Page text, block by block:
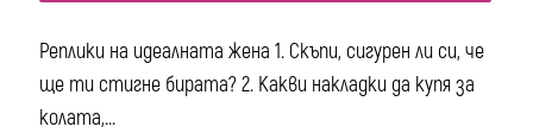
Реплики на идеалната жена 1. Скъпи, сигурен ли си, че
ще ти стигне бирата? 2. Какви накладки да купя за
колата,...